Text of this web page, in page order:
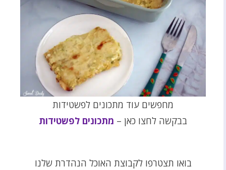
מחפשים עוד מתכונים לפשטידות
בבקשה לחצו כאן – מתכונים לפשטידות
בואו תצטרפו לקבוצת האוכל הנהדרת שלנו